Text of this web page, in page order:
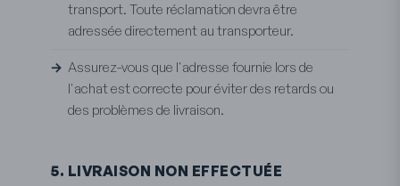
transport. Toute réclamation devra être
adressée directement au transporteur.
Assurez-vous que l'adresse fournie lors de
l'achat est correcte pour éviter des retards ou
des problèmes de livraison.
5. LIVRAISON NON EFFECTUÉE